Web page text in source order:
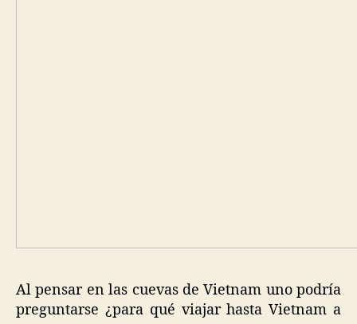
Al pensar en las cuevas de Vietnam uno podría
preguntarse ¿para qué viajar hasta Vietnam a